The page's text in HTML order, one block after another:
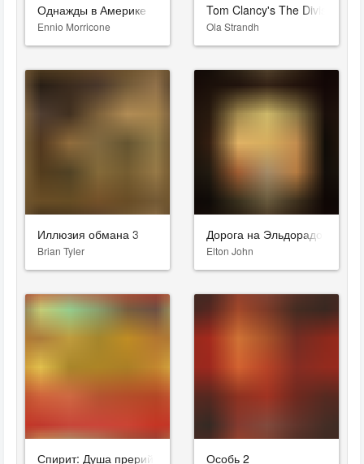
Однажды в Америке
Ennio Morricone
Tom Clancy's The Division 2:
Ola Strandh
Иллюзия обмана 3
Brian Tyler
Дорога на Эльдорадо
Elton John
Спирит: Душа прерий Особь 2